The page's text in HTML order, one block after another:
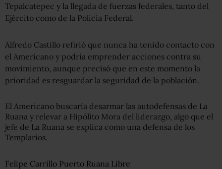
Tepalcatepec y la llegada de fuerzas federales, tanto del
Ejército como de la Policía Federal.
Alfredo Castillo refirió que nunca ha tenido contacto con
el Americano y podría emprender acciones contra su
movimiento, aunque precisó que en este momento la
prioridad es resguardar la seguridad de la población.
El Americano buscaría desarmar las autodefensas de La
Ruana y relevar a Hipólito Mora del liderazgo, algo que el
jefe de La Ruana se explica como una defensa de los
Templarios.
Felipe Carrillo Puerto Ruana Libre